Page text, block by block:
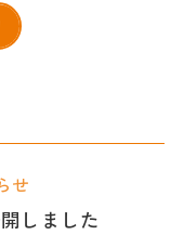
せ
しました